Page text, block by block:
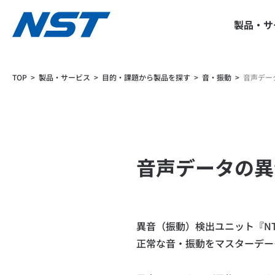
製品・
TOP 製品・サービス 目的・課題から製品を探す 音・振動 音声デー
音声データの
異音（振動）検出ユニット『
正常な音・振動をマスターデ